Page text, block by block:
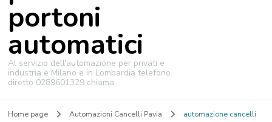
portoni
automatici
Al servizio dell'automazione per privati e
industria e Milano e in Lombardia telefono
diretto 0289601329 chiama
Home page Automazioni Cancelli Pavia
automazione cancelli